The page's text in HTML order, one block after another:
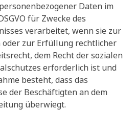
Daten im
für Zwecke des
verarbeitet, wenn sie zur
oder zur Erfüllung rechtlicher
dem Recht der sozialen
erforderlich ist und
besteht, dass das
der Beschäftigten an dem
überwiegt.